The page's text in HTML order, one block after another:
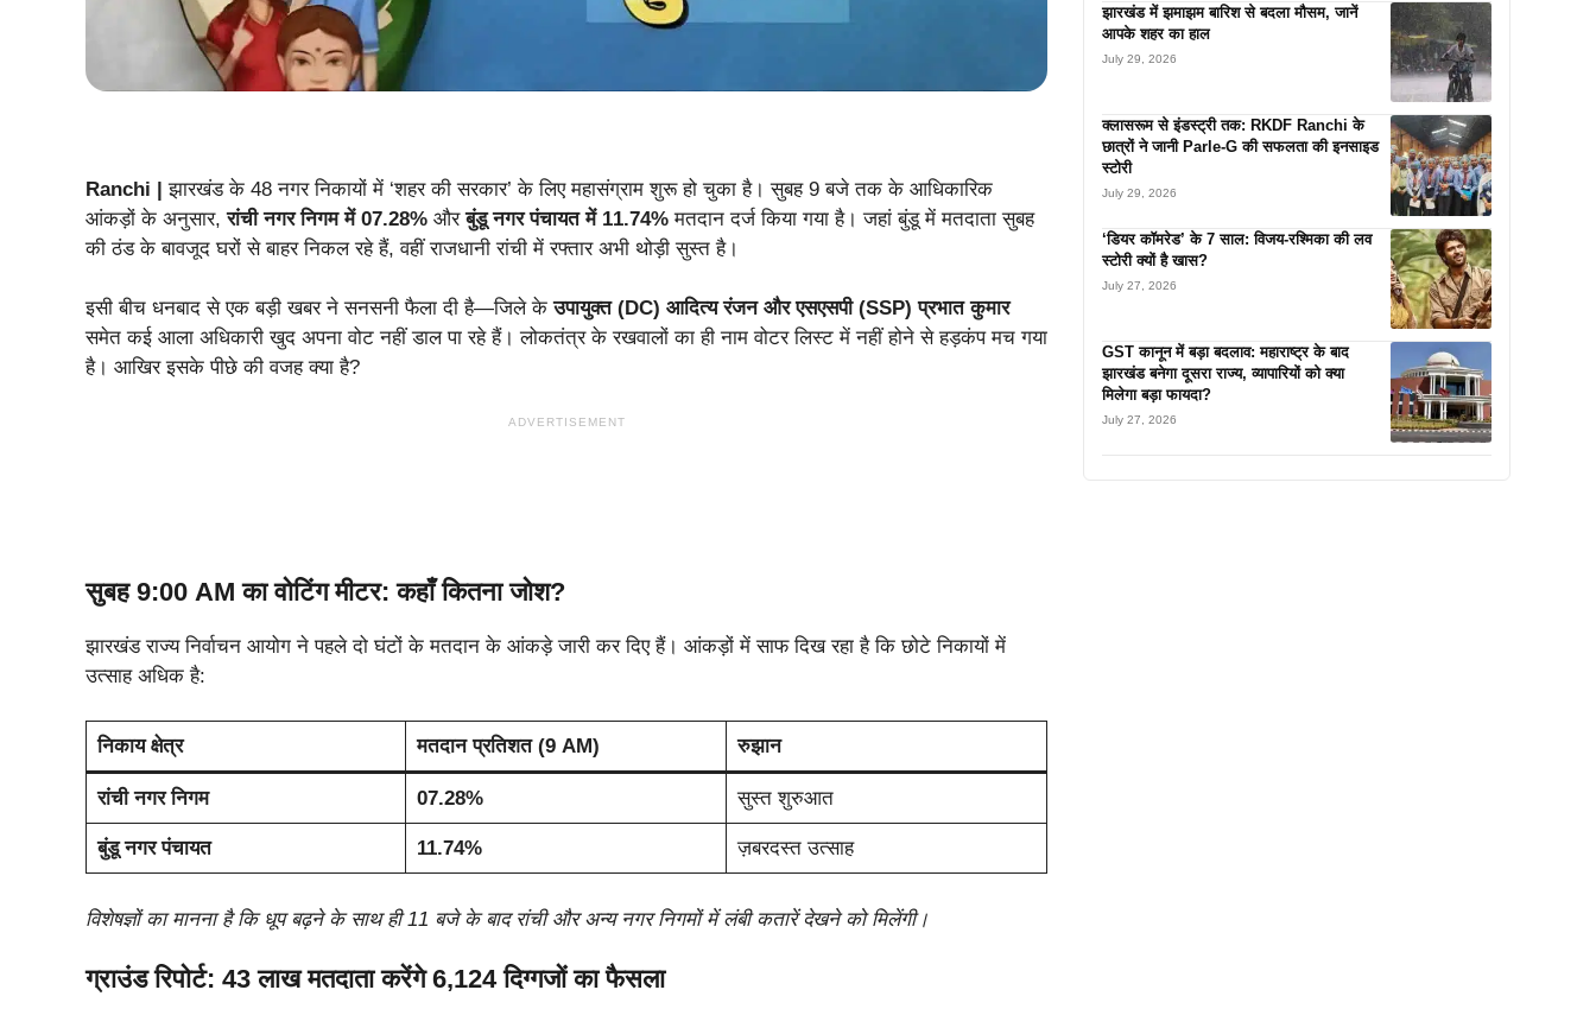
Ranchi | झारखंड के 48 नगर निकायों में ‘शहर की सरकार’ के लिए महासंग्राम शुरू हो चुका है। सुबह 9 बजे तक के आधिकारिक
आंकड़ों के अनुसार,रांची नगर निगम में 07.28% औरबुंडू नगर पंचायत में 11.74% मतदान दर्ज किया गया है। जहां बुंडू में मतदाता सुबह
की ठंड के बावजूद घरों से बाहर निकल रहे हैं, वहीं राजधानी रांची में रफ्तार अभी थोड़ी सुस्त है।
इसी बीच धनबाद से एक बड़ी खबर ने सनसनी फैला दी है—जिले केउपायुक्त (DC) आदित्य रंजन और एसएसपी (SSP) प्रभात कुमार
समेत कई आला अधिकारी खुद अपना वोट नहीं डाल पा रहे हैं। लोकतंत्र के रखवालों का ही नाम वोटर लिस्ट में नहीं होने से हड़कंप मच गया
है। आखिर इसके पीछे की वजह क्या है?
ADVERTISEMENT
सुबह 9:00 AM का वोटिंग मीटर: कहाँ कितना जोश?
झारखंड राज्य निर्वाचन आयोग ने पहले दो घंटों के मतदान के आंकड़े जारी कर दिए हैं। आंकड़ों में साफ दिख रहा है कि छोटे निकायों में
उत्साह अधिक है:
निकाय क्षेत्र मतदान प्रतिशत (9 AM) रुझान
रांची नगर निगम 07.28% सुस्त शुरुआत
बुंडू नगर पंचायत 11.74% ज़बरदस्त उत्साह
विशेषज्ञों का मानना है कि धूप बढ़ने के साथ ही 11 बजे के बाद रांची और अन्य नगर निगमों में लंबी कतारें देखने को मिलेंगी।
ग्राउंड रिपोर्ट: 43 लाख मतदाता करेंगे 6,124 दिग्गजों का फैसला
झारखंड में झमाझम बारिश से बदला मौसम, जानें
आपके शहर का हाल
July 29, 2026
क्लासरूम से इंडस्ट्री तक: RKDF Ranchi के
छात्रों ने जानी Parle-G की सफलता की इनसाइड
स्टोरी
July 29, 2026
‘डियर कॉमरेड’ के 7 साल: विजय-रश्मिका की लव
स्टोरी क्यों है खास?
July 27, 2026
GST कानून में बड़ा बदलाव: महाराष्ट्र के बाद
झारखंड बनेगा दूसरा राज्य, व्यापारियों को क्या
मिलेगा बड़ा फायदा?
July 27, 2026